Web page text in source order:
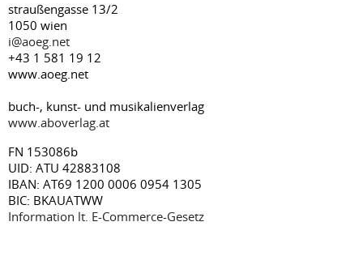
straußengasse 13/2
1050 wien
i@aoeg.net
+43 1 581 19 12
www.aoeg.net
buch-, kunst- und musikalienverlag
www.aboverlag.at
FN 153086b
UID: ATU 42883108
IBAN: AT69 1200 0006 0954 1305
BIC: BKAUATWW
Information lt. E-Commerce-Gesetz